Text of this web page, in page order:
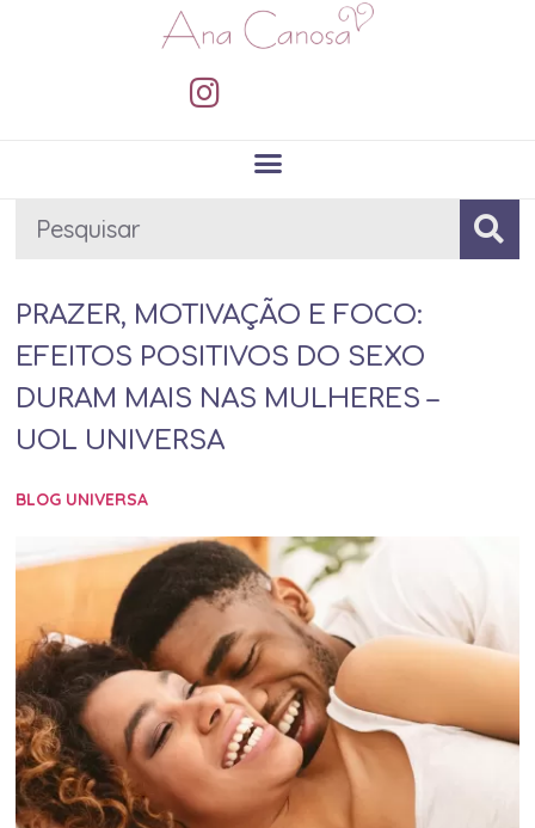
PRAZER, MOTIVAÇÃO E FOCO:
EFEITOS POSITIVOS DO SEXO
DURAM MAIS NAS MULHERES –
UOL UNIVERSA
BLOG UNIVERSA